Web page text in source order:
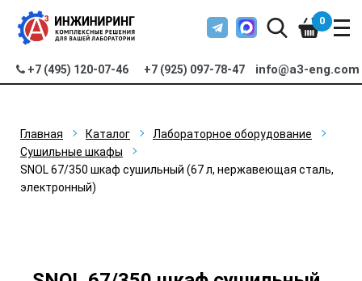
+7 (495) 120-07-46 +7 (925) 097-78-47 info@a3-eng.com
0
Главная Каталог
Лабораторное оборудование
Сушильные шкафы
SNOL 67/350 шкаф сушильный (67 л, нержавеющая сталь,
электронный)